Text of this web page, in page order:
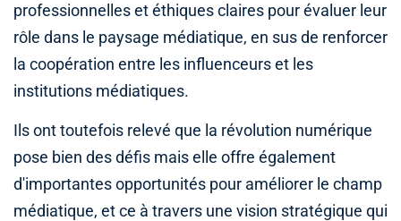
professionnelles et éthiques claires pour évaluer leur
rôle dans le paysage médiatique, en sus de renforcer
la coopération entre les influenceurs et les
institutions médiatiques.
Ils ont toutefois relevé que la révolution numérique
pose bien des défis mais elle offre également
d'importantes opportunités pour améliorer le champ
médiatique, et ce à travers une vision stratégique qui